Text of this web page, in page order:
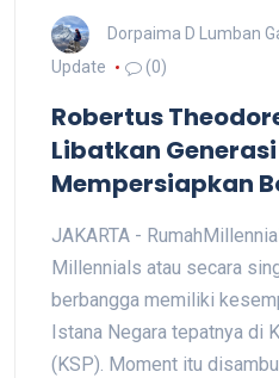
Dorpaima D Lumban
Update
(0)
Robertus
Libatkan
Mempersiapkan
JAKARTA -
Millennials atau secara
berbangga memiliki
Istana Negara tepatnya di
(KSP). Moment itu